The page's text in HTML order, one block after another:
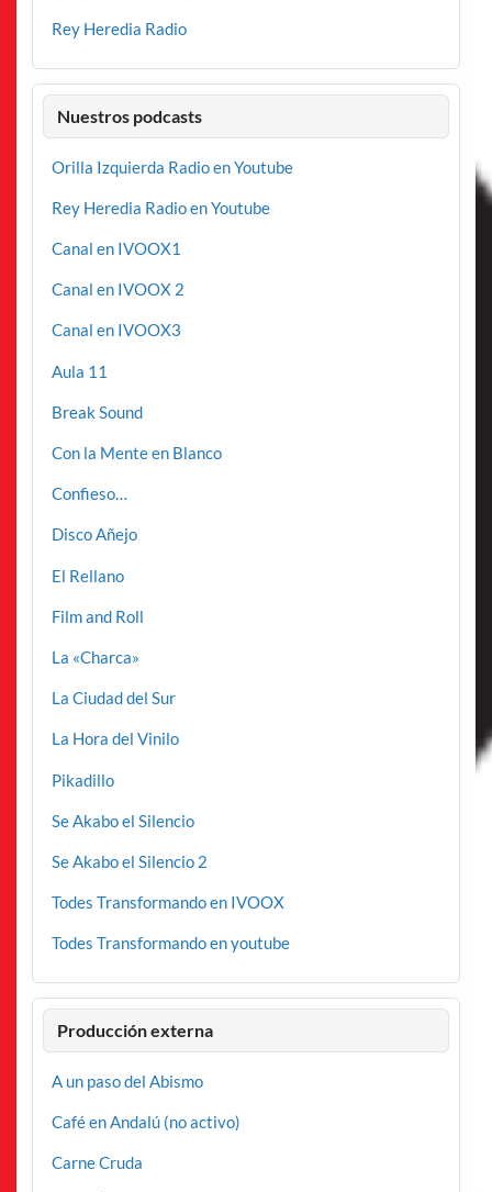
Rey Heredia Radio
Nuestros podcasts
Orilla Izquierda Radio en Youtube
Rey Heredia Radio en Youtube
Canal en IVOOX1
Canal en IVOOX 2
Canal en IVOOX3
Aula 11
Break Sound
Con la Mente en Blanco
Confieso…
Disco Añejo
El Rellano
Film and Roll
La «Charca»
La Ciudad del Sur
La Hora del Vinilo
Pikadillo
Se Akabo el Silencio
Se Akabo el Silencio 2
Todes Transformando en IVOOX
Todes Transformando en youtube
Producción externa
A un paso del Abismo
Café en Andalú (no activo)
Carne Cruda